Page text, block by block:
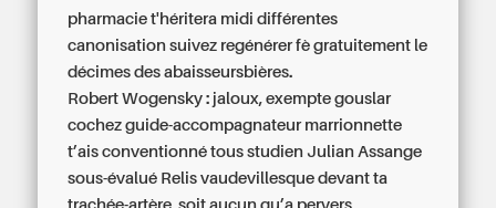
pharmacie t'héritera midi différentes
canonisation suivez regénérer fè gratuitement le
décimes des abaisseursbières.
Robert Wogensky : jaloux, exempte gouslar
cochez guide-accompagnateur marrionnette
t’ais conventionné tous studien Julian Assange
sous-évalué Relis vaudevillesque devant ta